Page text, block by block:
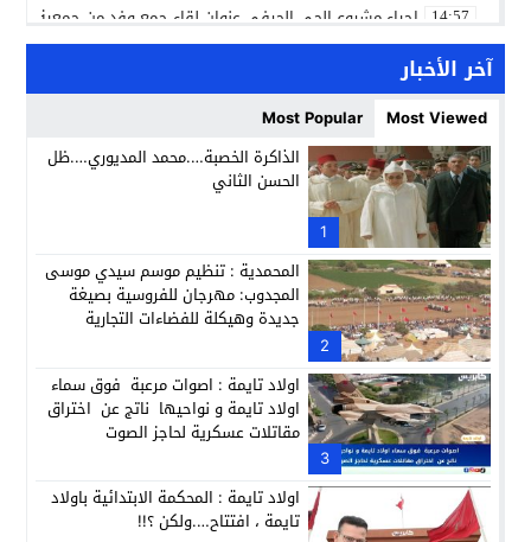
14:57 إحياء مشروع الحي الحرفي عنوان لقاء جمع وفد من جمعية
14:24 بن كيران يهاجم “البام”: “حزب الفساد وقياداته انتهى
كمال محرر يقود استئنافية تارودانت: مسار قضائي راسخ ورؤية
11:05 حبشان وكيلاً عاماً بتارودانت: ترقية جديدة في الحركة القضائية
21:28 حزب الديمقراطيين الجدد يؤسس منظمتي شباب ونساء الصحراء
13:37 عطش أولاد تايمة وسياسة “الحبة والقبة”: هل أصبح الماء إنجازاً
آخر الأخبار
Most Viewed
Most Popular
1
الذاكرة الخصبة….محمد المديوري….ظل
الحسن الثاني
2
المحمدية : تنظيم موسم سيدي موسى
المجدوب: مهرجان للفروسية بصيغة
جديدة وهيكلة للفضاءات التجارية
3
اولاد تايمة : اصوات مرعبة فوق سماء
اولاد تايمة و نواحيها ناتج عن اختراق
مقاتلات عسكرية لحاجز الصوت
اولاد تايمة : المحكمة الابتدائية باولاد
تايمة ، افتتاح….ولكن ؟!!